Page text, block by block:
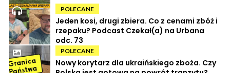
POLECANE
Jeden kosi, drugi zbiera. Co z cenami zbóż i
rzepaku? Podcast Czekał(a) na Urbana
odc. 73
POLECANE
Nowy korytarz dla ukraińskiego zboża. Czy